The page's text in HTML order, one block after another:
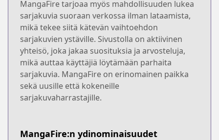
MangaFire tarjoaa myös mahdollisuuden lukea
sarjakuvia suoraan verkossa ilman lataamista,
mikä tekee siitä kätevän vaihtoehdon
sarjakuvien ystäville. Sivustolla on aktiivinen
yhteisö, joka jakaa suosituksia ja arvosteluja,
mikä auttaa käyttäjiä löytämään parhaita
sarjakuvia. MangaFire on erinomainen paikka
sekä uusille että kokeneille
sarjakuvaharrastajille.
MangaFire:n ydinominaisuudet